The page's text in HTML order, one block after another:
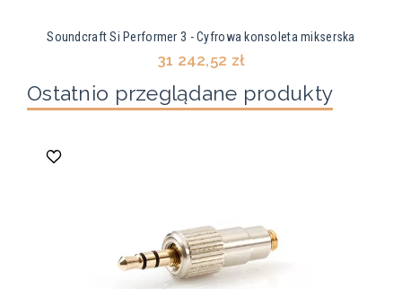
Soundcraft Si Performer 3 - Cyfrowa konsoleta mikserska
31 242,52 zł
Ostatnio przeglądane produkty